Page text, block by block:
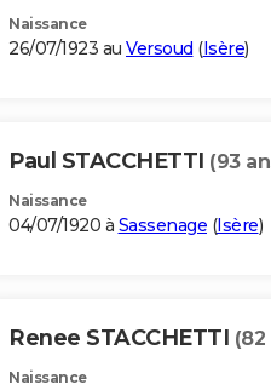
Naissance
26/07/1923 au Versoud (Isère)
Paul STACCHETTI (93
Naissance
04/07/1920 à Sassenage (Isère)
Renee STACCHETTI (82
Naissance